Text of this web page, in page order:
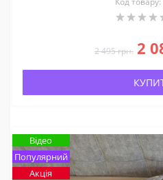
2 495 грн. 2
Відео
Популярний
Акція